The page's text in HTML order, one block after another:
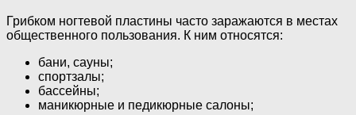
Грибком ногтевой пластины часто заражаются в местах
общественного пользования. К ним относятся:
бани, сауны;
спортзалы;
бассейны;
маникюрные и педикюрные салоны;